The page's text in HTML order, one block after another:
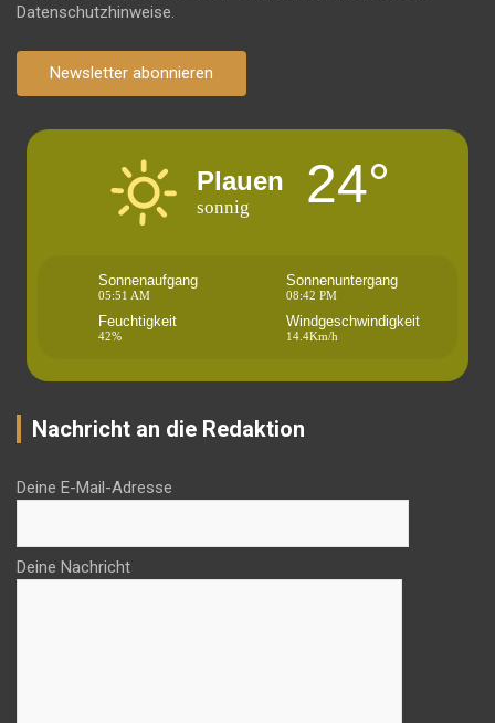
Datenschutzhinweise.
Newsletter abonnieren
Plauen
sonnig 24°
Sonnenaufgang
05:51 AM
Sonnenuntergang
08:42 PM
Feuchtigkeit
42%
Windgeschwindigkeit
14.4Km/h
Nachricht an die Redaktion
Deine E-Mail-Adresse
Deine Nachricht